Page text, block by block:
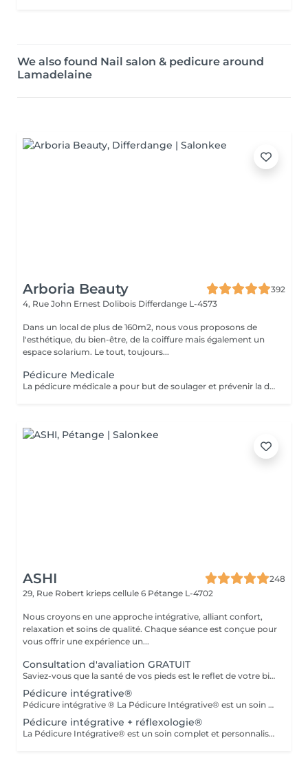
We also found Nail salon & pedicure around
Lamadelaine
Arboria Beauty
392
4, Rue John Ernest Dolibois Differdange L-4573
Dans un local de plus de 160m2, nous vous proposons de
l'esthétique, du bien-être, de la coiffure mais également un
espace solarium. Le tout, toujours...
Pédicure Medicale
La pédicure médicale a pour but de soulager et prévenir la douleur, mais également les effets secondaires des pathologies. Cors, durillons, crevasses ou il-de-perdrix sont ainsi traités par une pédicure médicale. Une séance de pédicure médicale en institut se déroule comme suit : Le pied sera désinfecté à l'alcool, puis examiné afin de déterminer quels sont les problèmes à traiter ; Si c'est nécessaire, de gros cotons imbibés d'une solution antiseptique et détergente (H.A.C.) sont passés sur l'épiderme ; Les ongles sont d'office coupés, limés et dégagés sur les côtés; L'ablation de cors ou durillons se fait en douceur, à l'aide d'un bistouri ; Un ponçage des talons adoucit la peau ; Une désinfection de l'ensemble du pied se fait. Le pied est séché puis massé avec une crème naturelle spécifique pour les pieds ;
ASHI
248
29, Rue Robert krieps cellule 6 Pétange L-4702
Nous croyons en une approche intégrative, alliant confort,
relaxation et soins de qualité. Chaque séance est conçue pour
vous offrir une expérience un...
Consultation d'avaliation GRATUIT
Saviez-vous que la santé de vos pieds est le reflet de votre bien-être général ? En associant la pédicurie spécialisée à la réflexologie plantaire et aux thérapies intégratives, je vous propose un accompagnement sur mesure. Au-delà du soin technique des affections du pied, je vous aide à relâcher le stress et à retrouver une harmonie profonde entre le corps et l'esprit. Offrez à vos pieds l'attention qu'ils méritent.
Pédicure intégrative®
Pédicure intégrative ® La Pédicure Intégrative® est un soin complet et personnalisé qui combine santé des pieds et bien-être. Prendre soin de vos pieds, c'est aussi prendre soin de votre santé globale. Ce que nous offrons : - Diagnostic : Analyse approfondie de l'état de vos pieds pour un soin parfaitement adapté à vos besoins. - Soin de Haute Qualité : Traitement des ongles et de la peau avec des produits de qualité supérieure pour garantir hygiène et confort.
Pédicure intégrative + réflexologie®
La Pédicure Intégrative® est un soin complet et personnalisé qui combine santé des pieds et bien-être. Prendre soin de vos pieds, c'est aussi prendre soin de votre santé globale. Ce que nous offrons : - Diagnostic : Analyse approfondie de l'état de vos pieds pour un soin parfaitement adapté à vos besoins. - Soin de Haute Qualité : Traitement des ongles et de la peau avec des produits de qualité supérieure pour garantir hygiène et confort. - Réflexologie : Stimulation de points réflexes sur les pieds pour promouvoir équilibre et bien-être, soulageant les tensions et améliorant la circulation. - Orientation Physique et Émotionnelle : Conseils personnalisés pour optimiser votre bien-être global, tenant compte de vos besoins physiques et émotionnels. Pourquoi choisir la Pédicure Intégrative® ? Ce service vous permet de bénéficier d'une approche holistique qui allie soins esthétiques et thérapeutiques, vous aidant à vous sentir revitalisé et équilibré. Réservez dès maintenant votre séance !